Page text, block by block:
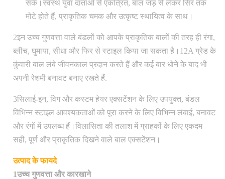
सके।स्वस्थ युवा दाताओं से एकत्रित, बाल जड़ से लेकर सिर तक
मोटे होते हैं, प्राकृतिक चमक और उत्कृष्ट स्थायित्व के साथ।
2इन उच्च गुणवत्ता वाले बंडलों को आपके प्राकृतिक बालों की तरह ही रंगा,
ब्लीच, घुमाया, सीधा और फिर से स्टाइल किया जा सकता है।12A ग्रेड के
कुंवारी बाल लंबे जीवनकाल प्रदान करते हैं और कई बार धोने के बाद भी
अपनी रेशमी बनावट बनाए रखते हैं.
3सिलाई-इन, विग और कस्टम हेयर एक्सटेंशन के लिए उपयुक्त, बंडल
विभिन्न स्टाइल आवश्यकताओं को पूरा करने के लिए विभिन्न लंबाई, बनावट
और रंगों में उपलब्ध हैं।विलासिता की तलाश में ग्राहकों के लिए एकदम
सही, पूर्ण और प्राकृतिक दिखने वाले बाल एक्सटेंशन।
उत्पाद के फायदे
1उच्च गुणवत्ता और कारखाने